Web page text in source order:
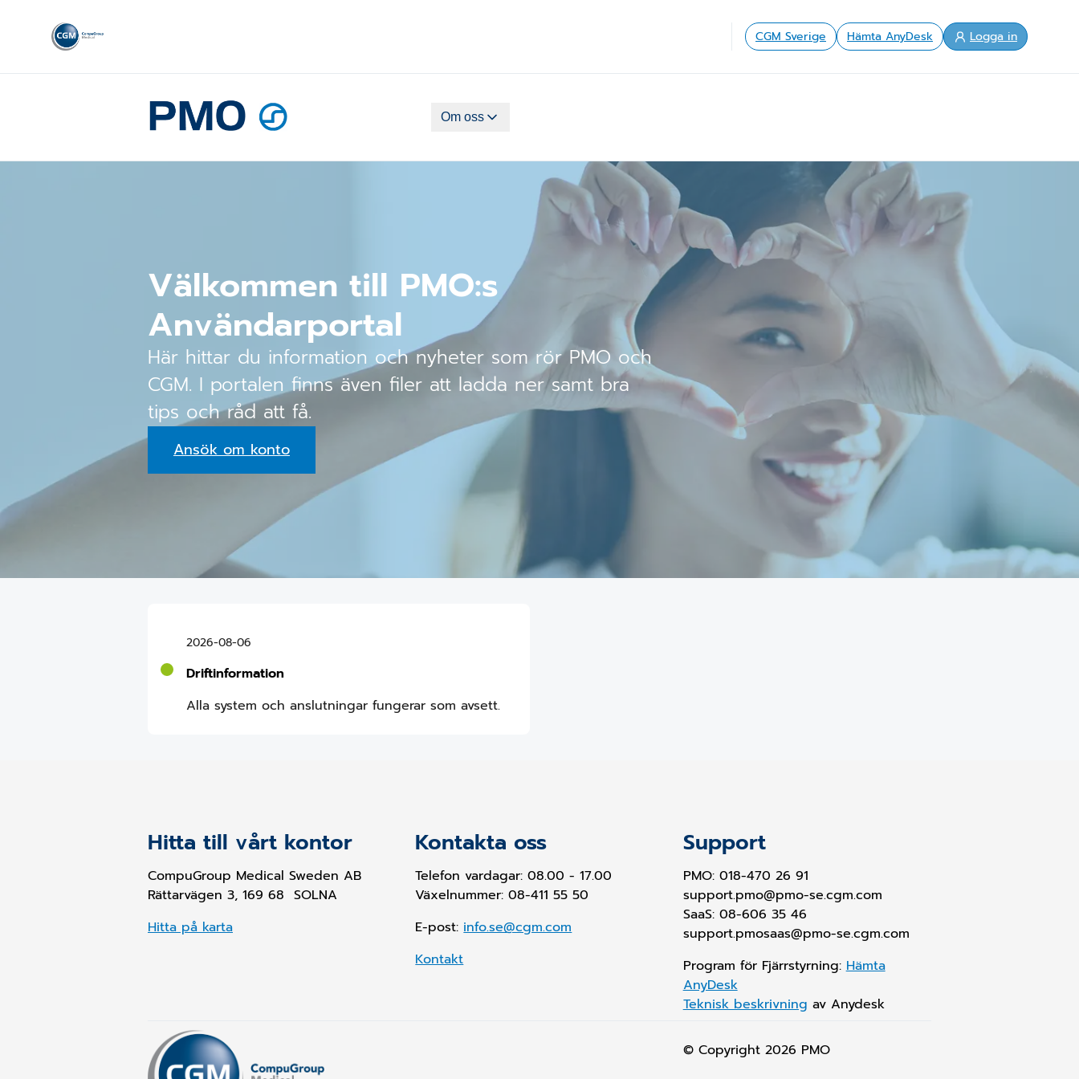
CGM Sverige Hämta AnyDesk Logga in
Om oss
Välkommen till PMO:s
Användarportal
Här hittar du information och nyheter som rör PMO och
CGM. I portalen finns även filer att ladda ner samt bra
tips och råd att få.
Ansök om konto
2026-08-06
Driftinformation
Alla system och anslutningar fungerar som avsett.
Hitta till vårt kontor
CompuGroup Medical Sweden AB
Rättarvägen 3, 169 68 SOLNA
Hitta på karta
Kontakta oss
Telefon vardagar: 08.00 - 17.00
Växelnummer: 08-411 55 50
E-post: info.se@cgm.com
Kontakt
Support
PMO: 018-470 26 91
support.pmo@pmo-se.cgm.com
SaaS: 08-606 35 46
support.pmosaas@pmo-se.cgm.com
Program för Fjärrstyrning: Hämta
AnyDesk
Teknisk beskrivning av Anydesk
© Copyright 2026 PMO